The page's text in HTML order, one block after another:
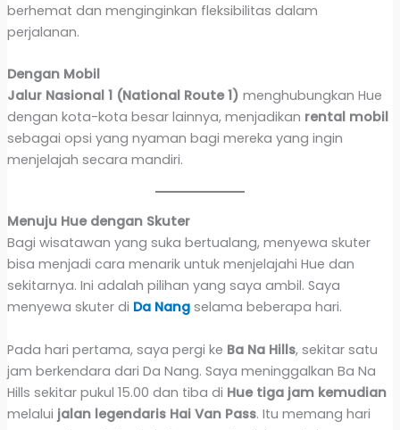
berhemat dan menginginkan fleksibilitas dalam
perjalanan.
Dengan Mobil
Jalur Nasional 1 (National Route 1) menghubungkan Hue
dengan kota-kota besar lainnya, menjadikan rental mobil
sebagai opsi yang nyaman bagi mereka yang ingin
menjelajah secara mandiri.
Menuju Hue dengan Skuter
Bagi wisatawan yang suka bertualang, menyewa skuter
bisa menjadi cara menarik untuk menjelajahi Hue dan
sekitarnya. Ini adalah pilihan yang saya ambil. Saya
menyewa skuter di Da Nangselama beberapa hari.
Pada hari pertama, saya pergi ke Ba Na Hills, sekitar satu
jam berkendara dari Da Nang. Saya meninggalkan Ba Na
Hills sekitar pukul 15.00 dan tiba di Hue tiga jam kemudian
melalui jalan legendaris Hai Van Pass. Itu memang hari